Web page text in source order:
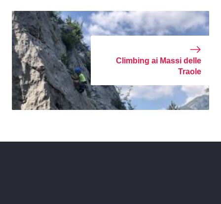
Climbing ai Massi delle
Traole